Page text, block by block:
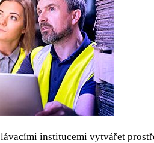
institucemi vytvářet